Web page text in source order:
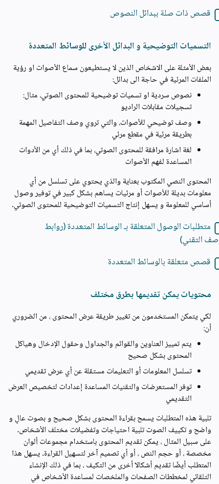
قصص ذات صلة ببدائل النصوص
التسميات التوضيحية و البدائل الأخرى للوسائط المتعددة
بعض الأمثلة على الاشخاص الذين لا يستطيعون سماع الأصوات او رؤية
الملفات المرئية في حاجة الى بدائل:
نصوص سردية او تسميات توضيحية للمحتوى الصوتي، مثال:
تسجيلات مقابلات الراديو
وصف توضيحي للأصوات، والتي تروي وصف التفاصيل المهمة
بطريقة مرئية في مقطع مرئي
لغة اشارة مرافقة للمحتوى الصوتي، بما في ذلك أي من الأدوات
المساعدة لفهم الأصوات
المحتوى النصي المكتوب بعناية والذي يحتوي على تسلسل من أي
معلومات بديلة للأصوات أو مرئيات يساهم بشكل كبير في توفير وصول
أساسي للمعلومة و يسهل إنتاج التسميات التوضيحية للمحتوى الصوتي.
متطلبات الوصول المتعلقة بـ الوسائط المتعددة (روابط
التقني)
قصص متعلقة بالوسائط المتعددة
محتويات يمكن تقديمها بطرق مختلف
لكي يتمكن المستخدمون من تغيير طريقة عرض المحتوى ، من الضروري
أن:
يتم تمييز العناوين والقوائم والجداول وحقول الإدخال وهياكل
المحتوى بشكل صحيح
تسلسل المعلومات أو التعليمات مستقلة عن أي عرض تقديمي
توفر المستعرضات والتقنيات المساعدة إعدادات لتخصيص العرض
التقديمي
تلبية هذه المتطلبات يسمح بقراءة المحتوى بشكل صحيح و بصوت عالٍ و
واضح و تكييف الصوت تلبية احتياجات وتفضيلات مختلف الأشخاص.
على سبيل المثال ، يمكن تقديم المحتوى باستخدام مجموعات ألوان
مخصصة ، أو حجم النص ، أو أي تصميم آخر لتسهيل القراءة. يسهل هذا
المتطلب أيضًا تقديم أشكالًا أخرى من التكيف ، بما في ذلك الإنشاء
التلقائي لمخططات الصفحات والملخصات لمساعدة الأشخاص في